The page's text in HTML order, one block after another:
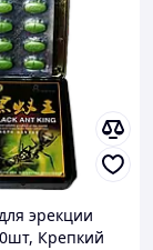
эрекции
Крепкий